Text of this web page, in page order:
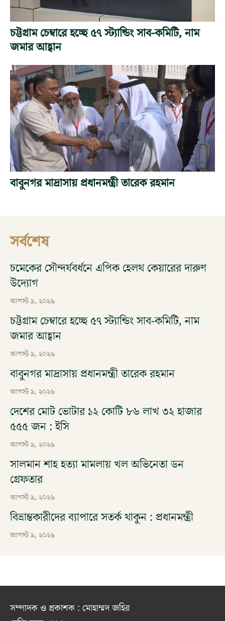
চট্টগ্রাম চেম্বারে হচ্ছে ৫৭ স্ট্যান্ডিং সাব-কমিটি, নাম
জমার আহ্বান
বাবুনগর মাদ্রাসায় প্রধানমন্ত্রী তারেক রহমান
সর্বশেষ
চমেকের সৌন্দর্যবর্ধনে এপিক হেলথ কেয়ারের দারুণ
উদ্যোগ
আগস্ট ৯, ২০২৬
চট্টগ্রাম চেম্বারে হচ্ছে ৫৭ স্ট্যান্ডিং সাব-কমিটি, নাম
জমার আহ্বান
আগস্ট ৯, ২০২৬
বাবুনগর মাদ্রাসায় প্রধানমন্ত্রী তারেক রহমান
আগস্ট ৯, ২০২৬
দেশের মোট ভোটার ১২ কোটি ৮৬ লাখ ৩২ হাজার
৫৫৫ জন : ইসি
আগস্ট ৯, ২০২৬
সালমান শাহ হত্যা মামলায় খল অভিনেতা ডন
গ্রেফতার
আগস্ট ৯, ২০২৬
বিভ্রান্তকারীদের ব্যাপারে সতর্ক থাকুন : প্রধানমন্ত্রী
আগস্ট ৯, ২০২৬
সম্পাদক ও প্রকাশক : মোহাম্মদ জহির